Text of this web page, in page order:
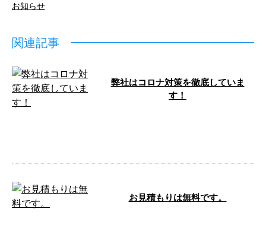
お知らせ
関連記事
弊社はコロナ対策を徹底していま
す！
お見積もりは無料です。